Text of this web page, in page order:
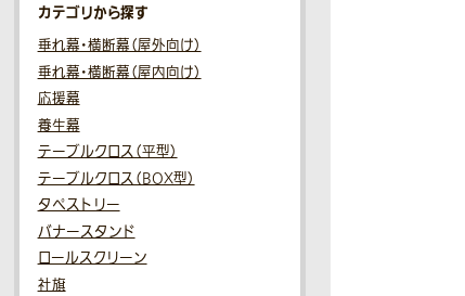
カテゴリから探す
垂れ幕・横断幕（屋外向け）
垂れ幕・横断幕（屋内向け）
応援幕
養生幕
テーブルクロス（平型）
テーブルクロス（BOX型）
タペストリー
バナースタンド
ロールスクリーン
社旗